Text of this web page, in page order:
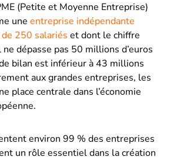
(Petite et Moyenne Entreprise)
une entreprise indépendante
250 salariés et dont le chiffre
ne dépasse pas 50 millions d’euros
bilan est inférieur à 43 millions
aux grandes entreprises, les
place centrale dans l’économie
environ 99 % des entreprises
un rôle essentiel dans la création